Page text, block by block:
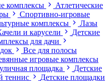
комплексы
Атлетические
Спортивно-игровые
комплексы
Лазы
и карусели
Детские
для дачи
Все для полосы
игровые комплексы
площадка
Детские
теннис
Детские площадки